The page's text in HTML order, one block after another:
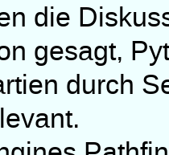
die
gesagt,
durch